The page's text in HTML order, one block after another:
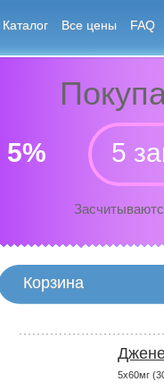
Каталог Все цены FAQ
5% 5
Корзина
5х60мг